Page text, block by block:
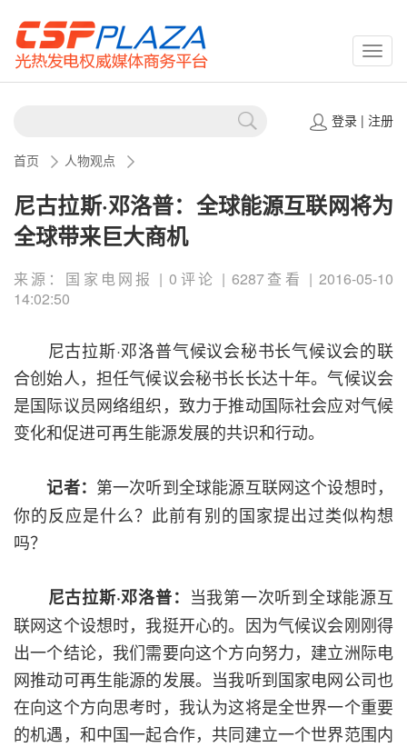
登录| 注册
首页 人物观点
尼古拉斯·邓洛普：全球能源互联网将为
全球带来巨大商机
来源：国家电网报 | 0评论 | 6287查看 | 2016-05-10
14:02:50
尼古拉斯·邓洛普气候议会秘书长气候议会的联
合创始人，担任气候议会秘书长长达十年。气候议会
是国际议员网络组织，致力于推动国际社会应对气候
变化和促进可再生能源发展的共识和行动。
记者： 第一次听到全球能源互联网这个设想时，
你的反应是什么？此前有别的国家提出过类似构想
吗？
尼古拉斯·邓洛普： 当我第一次听到全球能源互
联网这个设想时，我挺开心的。因为气候议会刚刚得
出一个结论，我们需要向这个方向努力，建立洲际电
网推动可再生能源的发展。当我听到国家电网公司也
在向这个方向思考时，我认为这将是全世界一个重要
的机遇，和中国一起合作，共同建立一个世界范围内